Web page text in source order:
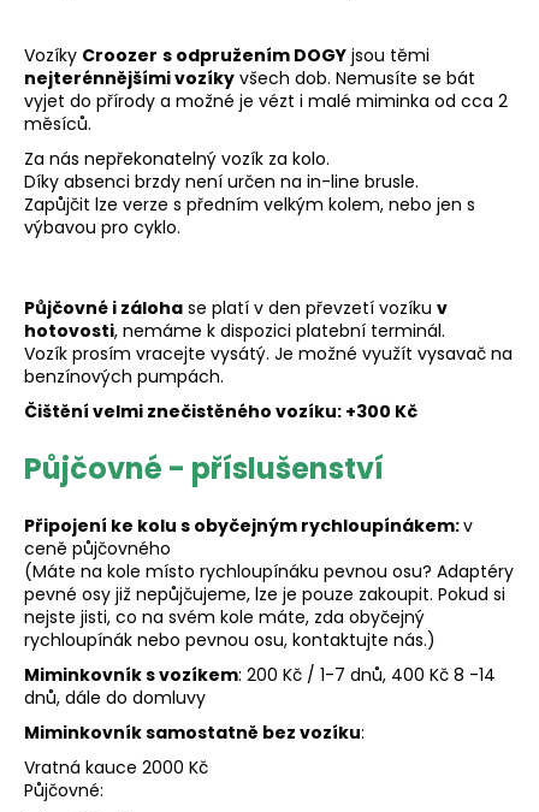
Vozíky Croozer s odpružením DOGY jsou těmi
nejterénnějšími vozíky všech dob. Nemusíte se bát
vyjet do přírody a možné je vézt i malé miminka od cca 2
měsíců.
Za nás nepřekonatelný vozík za kolo.
Díky absenci brzdy není určen na in-line brusle.
Zapůjčit lze verze s předním velkým kolem, nebo jen s
výbavou pro cyklo.
Půjčovné i záloha se platí v den převzetí vozíku v
hotovosti, nemáme k dispozici platební terminál.
Vozík prosím vracejte vysátý. Je možné využít vysavač na
benzínových pumpách.
Čištění velmi znečistěného vozíku: +300 Kč
Půjčovné - příslušenství
Připojení ke kolu s obyčejným rychloupínákem:v
ceně půjčovného
(Máte na kole místo rychloupínáku pevnou osu? Adaptéry
pevné osy již nepůjčujeme, lze je pouze zakoupit. Pokud si
nejste jisti, co na svém kole máte, zda obyčejný
rychloupínák nebo pevnou osu, kontaktujte nás.)
Miminkovník s vozíkem: 200 Kč / 1-7 dnů, 400 Kč 8 -14
dnů, dále do domluvy
Miminkovník samostatně bez vozíku:
Vratná kauce 2000 Kč
Půjčovné: